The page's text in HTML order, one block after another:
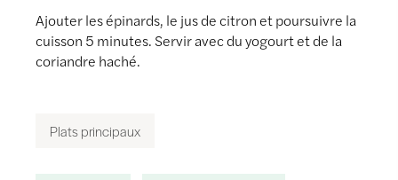
Ajouter les épinards, le jus de citron et poursuivre la
cuisson 5 minutes. Servir avec du yogourt et de la
coriandre haché.
Plats principaux